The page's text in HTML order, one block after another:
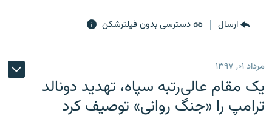
ارسال دسترسی بدون فیلترشکن
مرداد ۰۱, ۱۳۹۷
یک مقام عالی‌رتبه سپاه، تهدید دونالد
ترامپ را «جنگ روانی» توصیف کرد